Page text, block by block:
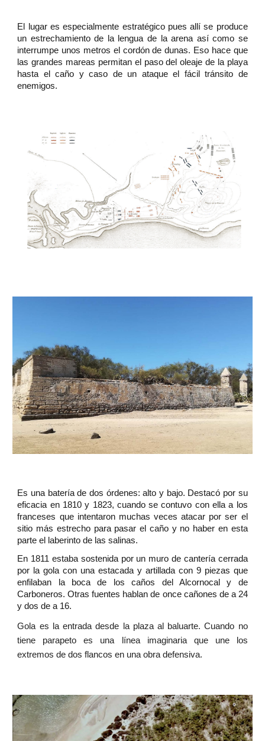
El lugar es especialmente estratégico pues allí se produce
un estrechamiento de la lengua de la arena así como se
interrumpe unos metros el cordón de dunas. Eso hace que
las grandes mareas permitan el paso del oleaje de la playa
hasta el caño y caso de un ataque el fácil tránsito de
enemigos.
Es una batería de dos órdenes: alto y bajo. Destacó por su
eficacia en 1810 y 1823, cuando se contuvo con ella a los
franceses que intentaron muchas veces atacar por ser el
sitio más estrecho para pasar el caño y no haber en esta
parte el laberinto de las salinas.
En 1811 estaba sostenida por un muro de cantería cerrada
por la gola con una estacada y artillada con 9 piezas que
enfilaban la boca de los caños del Alcornocal y de
Carboneros. Otras fuentes hablan de once cañones de a 24
y dos de a 16.
Gola es la entrada desde la plaza al baluarte. Cuando no
tiene parapeto es una línea imaginaria que une los
extremos de dos flancos en una obra defensiva.